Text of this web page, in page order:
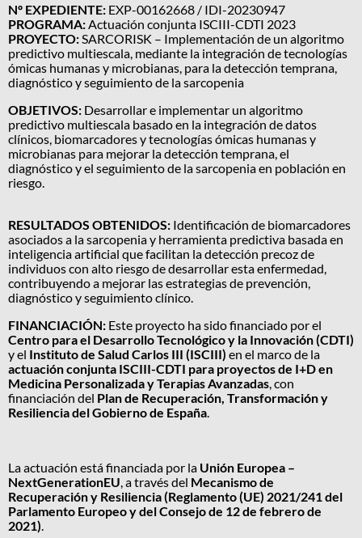
Nº EXPEDIENTE: EXP-00162668 / IDI-20230947
PROGRAMA:Actuación conjunta ISCIII-CDTI 2023
PROYECTO:SARCORISK – Implementación de un algoritmo
predictivo multiescala, mediante la integración de tecnologías
ómicas humanas y microbianas, para la detección temprana,
diagnóstico y seguimiento de la sarcopenia
OBJETIVOS: Desarrollar e implementar un algoritmo
predictivo multiescala basado en la integración de datos
clínicos, biomarcadores y tecnologías ómicas humanas y
microbianas para mejorar la detección temprana, el
diagnóstico y el seguimiento de la sarcopenia en población en
riesgo.
RESULTADOS OBTENIDOS: Identificación de biomarcadores
asociados a la sarcopenia y herramienta predictiva basada en
inteligencia artificial que facilitan la detección precoz de
individuos con alto riesgo de desarrollar esta enfermedad,
contribuyendo a mejorar las estrategias de prevención,
diagnóstico y seguimiento clínico.
FINANCIACIÓN: Este proyecto ha sido financiado por el
Centro para el Desarrollo Tecnológico y la Innovación (CDTI)
y el Instituto de Salud Carlos III (ISCIII) en el marco de la
actuación conjunta ISCIII-CDTI para proyectos de I+D en
Medicina Personalizada y Terapias Avanzadas, con
financiación del Plan de Recuperación, Transformación y
Resiliencia del Gobierno de España.
La actuación está financiada por la Unión Europea –
NextGenerationEU, a través del Mecanismo de
Recuperación y Resiliencia (Reglamento (UE) 2021/241 del
Parlamento Europeo y del Consejo de 12 de febrero de
2021).